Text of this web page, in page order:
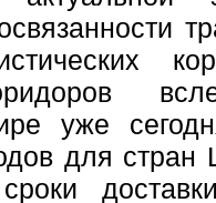
уже
для